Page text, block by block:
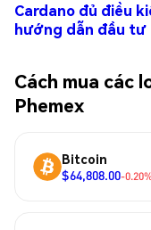
Cardano đủ điều
hướng dẫn đầu tư
Cách mua các
Phemex
Bitcoin
$64,808.00-